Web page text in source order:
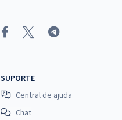
SUPORTE
Central de ajuda
Chat